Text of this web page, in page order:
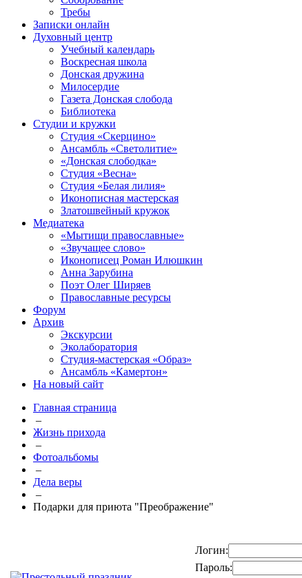
Требы
Записки онлайн
Духовный центр
Учебный календарь
Воскресная школа
Донская дружина
Милосердие
Газета Донская слобода
Библиотека
Студии и кружки
Студия «Скерцино»
Ансамбль «Светолитие»
«Донская слободка»
Студия «Весна»
Студия «Белая лилия»
Иконописная мастерская
Златошвейный кружок
Медиатека
«Мытищи православные»
«Звучащее слово»
Иконописец Роман Илюшкин
Анна Зарубина
Поэт Олег Ширяев
Православные ресурсы
Форум
Архив
Экскурсии
Эколаборатория
Студия-мастерская «Образ»
Ансамбль «Камертон»
На новый сайт
Главная страница
–
Жизнь прихода
–
Фотоальбомы
–
Дела веры
–
Подарки для приюта "Преображение"
Логин:
Пароль: